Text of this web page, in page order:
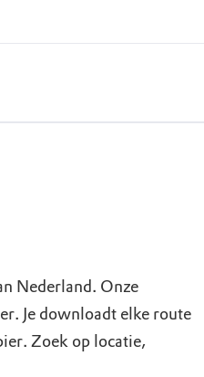
Nederland. Onze
Je downloadt elke route
Zoek op locatie,